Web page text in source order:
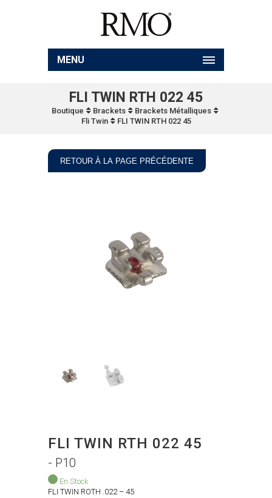
MENU
FLI TWIN RTH 022 45
Boutique Brackets
Brackets Métalliques
Fli Twin
FLI TWIN RTH 022 45
RETOUR À LA PAGE PRÉCÉDENTE
FLI TWIN RTH 022 45
- P10
En Stock
FLI TWIN ROTH .022 – 45